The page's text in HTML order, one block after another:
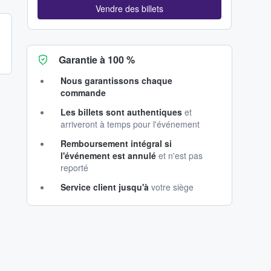
Vendre des billets
Garantie à 100 %
Nous garantissons chaque
commande
Les billets sont authentiques et
arriveront à temps pour l'événement
Remboursement intégral si
l'événement est annulé et n'est pas
reporté
Service client jusqu'à votre siège